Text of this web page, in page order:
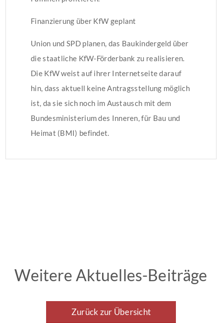
Finanzierung über KfW geplant
Union und SPD planen, das Baukindergeld über
die staatliche KfW-Förderbank zu realisieren.
Die KfW weist auf ihrer Internetseite darauf
hin, dass aktuell keine Antragsstellung möglich
ist, da sie sich noch im Austausch mit dem
Bundesministerium des Inneren, für Bau und
Heimat (BMI) befindet.
Weitere Aktuelles-Beiträge
Zurück zur Übersicht